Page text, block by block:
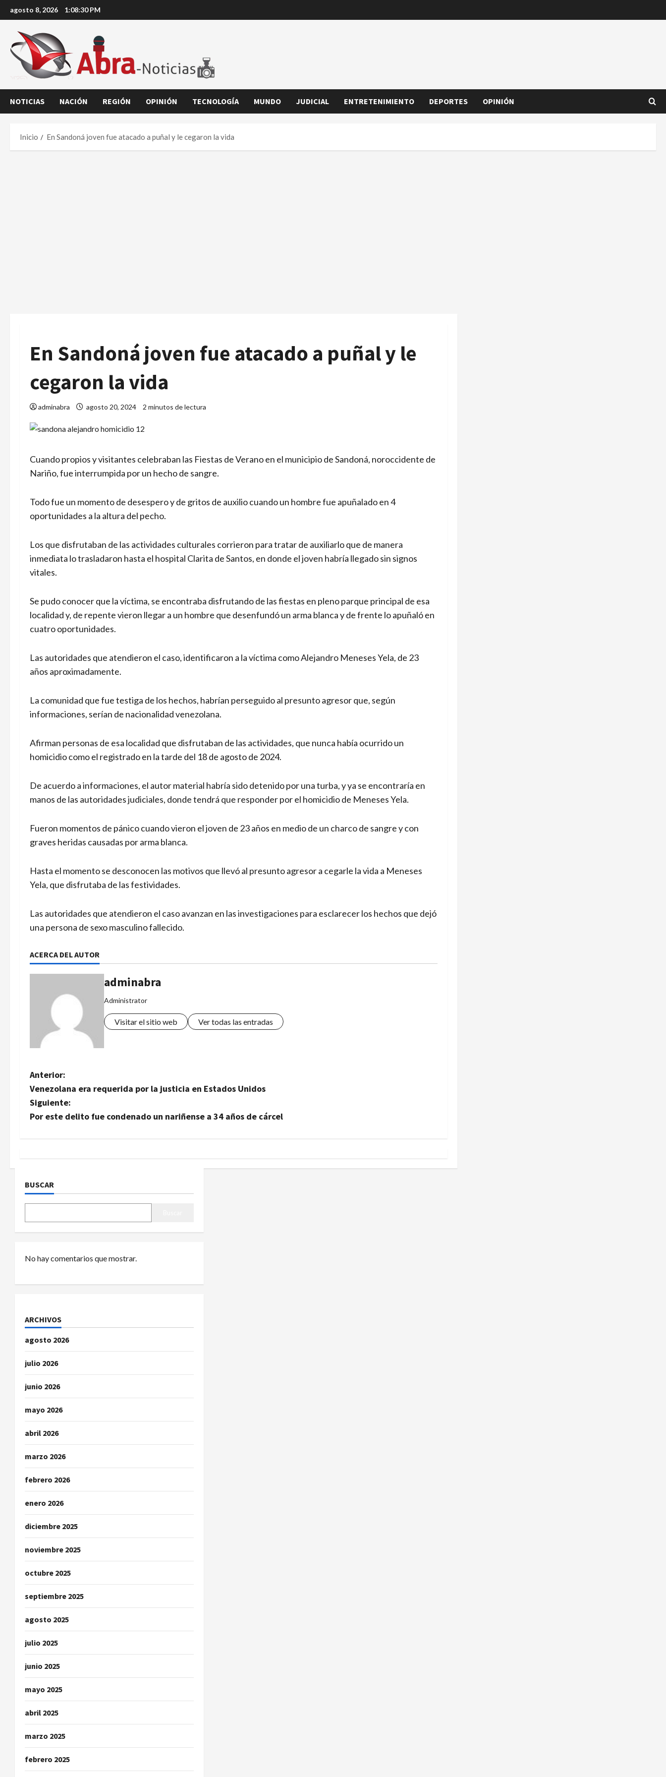
al
contenido
agosto 8, 2026 1:08:31 PM
NOTICIAS NACIÓN REGIÓN OPINIÓN TECNOLOGÍA MUNDO JUDICIAL ENTRETENIMIENTO DEPORTES OPINIÓN
Inicio En Sandoná joven fue atacado a puñal y le cegaron la vida
En Sandoná joven fue atacado a puñal y le
cegaron la vida
adminabra agosto 20, 2024 2 minutos de lectura
Cuando propios y visitantes celebraban las Fiestas de Verano en el municipio de Sandoná, noroccidente de
Nariño, fue interrumpida por un hecho de sangre.
Todo fue un momento de desespero y de gritos de auxilio cuando un hombre fue apuñalado en 4
oportunidades a la altura del pecho.
Los que disfrutaban de las actividades culturales corrieron para tratar de auxiliarlo que de manera
inmediata lo trasladaron hasta el hospital Clarita de Santos, en donde el joven habría llegado sin signos
vitales.
Se pudo conocer que la víctima, se encontraba disfrutando de las fiestas en pleno parque principal de esa
localidad y, de repente vieron llegar a un hombre que desenfundó un arma blanca y de frente lo apuñaló en
cuatro oportunidades.
Las autoridades que atendieron el caso, identificaron a la víctima como Alejandro Meneses Yela, de 23
años aproximadamente.
La comunidad que fue testiga de los hechos, habrían perseguido al presunto agresor que, según
informaciones, serían de nacionalidad venezolana.
Afirman personas de esa localidad que disfrutaban de las actividades, que nunca había ocurrido un
homicidio como el registrado en la tarde del 18 de agosto de 2024.
De acuerdo a informaciones, el autor material habría sido detenido por una turba, y ya se encontraría en
manos de las autoridades judiciales, donde tendrá que responder por el homicidio de Meneses Yela.
Fueron momentos de pánico cuando vieron el joven de 23 años en medio de un charco de sangre y con
graves heridas causadas por arma blanca.
Hasta el momento se desconocen las motivos que llevó al presunto agresor a cegarle la vida a Meneses
Yela, que disfrutaba de las festividades.
Las autoridades que atendieron el caso avanzan en las investigaciones para esclarecer los hechos que dejó
una persona de sexo masculino fallecido.
ACERCA DEL AUTOR
adminabra
Administrator
Visitar el sitio web Ver todas las entradas
N
a
v
a
c
i
n
d
e
n
t
r
a
d
a
s
Anterior:
Venezolana era requerida por la justicia en Estados Unidos
Siguiente:
Por este delito fue condenado un nariñense a 34 años de cárcel
BUSCAR
No hay comentarios que mostrar.
ARCHIVOS
agosto 2026
julio 2026
junio 2026
mayo 2026
abril 2026
marzo 2026
febrero 2026
enero 2026
diciembre 2025
noviembre 2025
octubre 2025
septiembre 2025
agosto 2025
julio 2025
junio 2025
mayo 2025
abril 2025
marzo 2025
febrero 2025